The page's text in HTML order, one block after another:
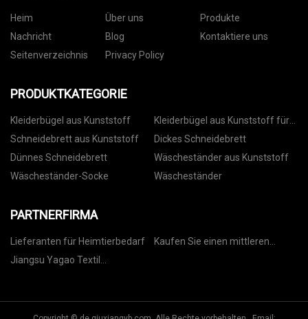
Heim Über uns
Produkte
Nachricht
Blog
Kontaktiere uns
Seitenverzeichnis
Privacy Policy
PRODUKTKATEGORIE
Kleiderbügel aus Kunststoff
Kleiderbügel aus Kunststoff für
Hosen
Schneidebrett aus Kunststoff
Dickes Schneidebrett
Dünnes Schneidebrett
Wäscheständer aus Kunststoff
Wäscheständer-Socke
Wäscheständer
PARTNERFIRMA
Lieferanten für Heimtierbedarf
Kaufen Sie einen mittleren
Jiangsu Yagao Textil